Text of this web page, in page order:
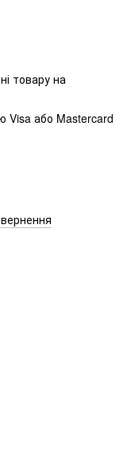
товару на
Visa або Mastercard